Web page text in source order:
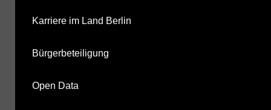
Karriere im Land Berlin
Bürgerbeteiligung
Open Data